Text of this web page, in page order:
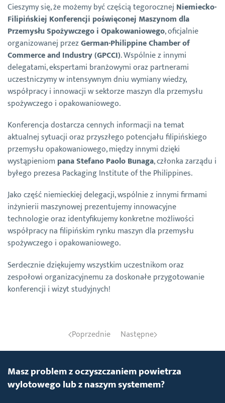
Cieszymy się, że możemy być częścią tegorocznej Niemiecko-
Filipińskiej Konferencji poświęconej Maszynom dla
Przemysłu Spożywczego i Opakowaniowego, oficjalnie
organizowanej przezGerman-Philippine Chamber of
Commerce and Industry (GPCCI). Wspólnie z innymi
delegatami, ekspertami branżowymi oraz partnerami
uczestniczymy w intensywnym dniu wymiany wiedzy,
współpracy i innowacji w sektorze maszyn dla przemysłu
spożywczego i opakowaniowego.
Konferencja dostarcza cennych informacji na temat
aktualnej sytuacji oraz przyszłego potencjału filipińskiego
przemysłu opakowaniowego, między innymi dzięki
wystąpieniom pana Stefano Paolo Bunaga, członka zarządu i
byłego prezesa Packaging Institute of the Philippines.
Jako część niemieckiej delegacji, wspólnie z innymi firmami
inżynierii maszynowej prezentujemy innowacyjne
technologie oraz identyfikujemy konkretne możliwości
współpracy na filipińskim rynku maszyn dla przemysłu
spożywczego i opakowaniowego.
Serdecznie dziękujemy wszystkim uczestnikom oraz
zespołowi organizacyjnemu za doskonałe przygotowanie
konferencji i wizyt studyjnych!
Poprzednie Następne
Masz problem z oczyszczaniem powietrza
wylotowego lub z naszym systemem?